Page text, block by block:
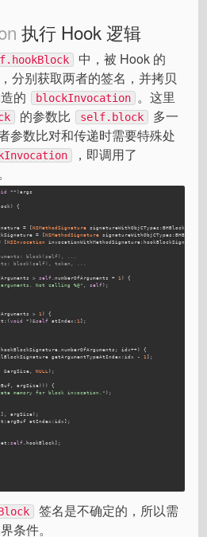
执行 Hook 逻辑
中，被 Hook 的
，分别获取两者的签名，并拷贝
的
blockInvocation 。这里
的参数比 self.block
多一
参数比对和传递时需要特殊处
，即调用了
**)args
{
= [NSMethodSignature
= [NSMethodSignature
[NSInvocation invocationWithMethodSignature:hookBlockSignature];
block(self), ...
block(self), token, ...
> self .numberOfArguments + 1 ) {
Not calling %@" , self );
> 1 ) {
void *)&self atIndex:1 ];
idx++) {
getArgumentTypeAtIndex:idx - 1 ];
&argSize, NULL );
argSize))) {
memory for block invocation." );
], argSize);
atIndex:idx];
self .hookBlock];
签名是不确定的，所以需
条件。